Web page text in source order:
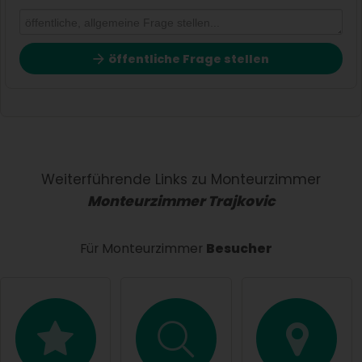
öffentliche Frage stellen
Hiermit akzeptiere ich dieAGB .
Weiterführende Links zu Monteurzimmer
Monteurzimmer Trajkovic
Für Monteurzimmer Besucher